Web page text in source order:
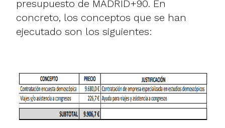
presupuesto de MADRID+90. En
concreto, los conceptos que se han
ejecutado son los siguientes: